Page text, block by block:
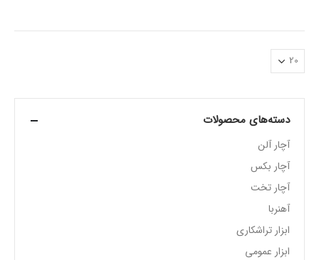
دسته‌های محصولات
آچار آلن
آچار بکس
آچار تخت
آهنربا
ابزار تراشکاری
ابزار عمومی